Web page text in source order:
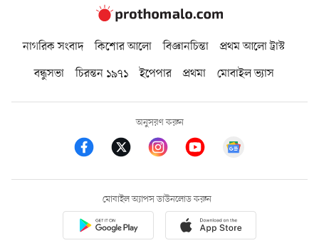
নাগরিক সংবাদ কিশোর আলো বিজ্ঞানচিন্তা
প্রথম আলো ট্রাস্ট
বন্ধুসভা
চিরন্তন ১৯৭১ ইপেপার প্রথমা মোবাইল ভ্যাস
অনুসরণ করুন
মোবাইল অ্যাপস ডাউনলোড করুন